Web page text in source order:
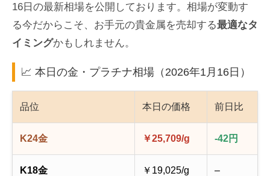
16日の最新相場を公開しております。相場が変動す
る今だからこそ、お手元の貴金属を売却する最適なタ
イミングかもしれません。
📈 本日の金・プラチナ相場（2026年1月16日）
品位 本日の価格 前日比
K24金 ￥25,709/g -42円
K18金 ￥19,025/g –